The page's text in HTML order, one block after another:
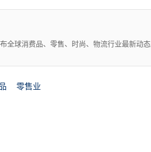
全球消费品、零售、时尚、物流行业最新动
零售业